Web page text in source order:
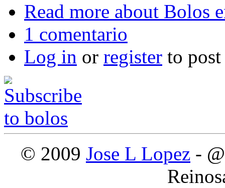
Read more about Bolos
1 comentario
Log in or register to
© 2009 Jose L Lopez -